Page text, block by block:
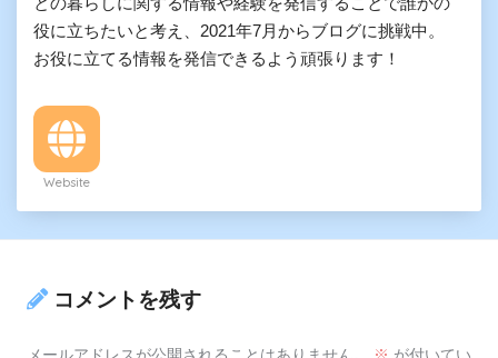
役に立ちたいと考え、2021年7月からブログに挑戦中。
お役に立てる情報を発信できるよう頑張ります！
Website
コメントを残す